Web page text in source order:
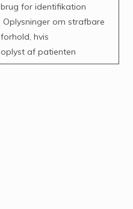
brug for identifikation
Oplysninger om strafbare
forhold, hvis
oplyst af patienten